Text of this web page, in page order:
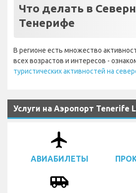
Что делать в
Тенерифе
В регионе есть множество
всех возрастов и интересов -
туристических активностей на
Услуги на Аэропорт Tenerife
airplanemode_active
АВИАБИЛЕТЫ
airport_shuttle